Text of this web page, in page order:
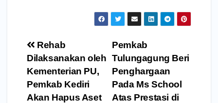
Navigasi
pos
Pemkab
Tulungagung Beri
Penghargaan
Pada Ms School
Atas Prestasi di
Rehab
Dilaksanakan oleh
Kementerian PU,
Pemkab Kediri
Akan Hapus Aset